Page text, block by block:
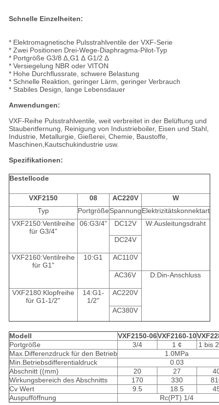
Schnelle Einzelheiten:
* Elektromagnetische Pulsstrahlventile der VXF-Serie
* Zwei Positionen Drei-Wege-Diaphragma-Pilot-Typ
* Portgröße G3/8 ∆,G1 ∆ G1/2 ∆
* Versiegelung NBR oder VITON
* Hohe Durchflussrate, schwere Belastung
* Schnelle Reaktion, geringer Lärm, geringer Verbrauch
* Stabiles Design, lange Lebensdauer
Anwendungen:
VXF-Reihe Pulsstrahlventile, weit verbreitet in der Belüftung und
Staubentfernung, Reinigung von Industrieboiler, Eisen und Stahl,
Industrie, Metallurgie, Gießerei, Chemie, Baustoffe,
Maschinen,Kautschukindustrie usw.
Spezifikationen:
Bestellcode
VXF2150 08 AC220V
W
Typ
PortgrößeSpannungElektrizitätskonnektart
VXF2150:Ventilreihe
für G3/4"
06:G3/4" DC12V W:Ausleitungsdraht
DC24V
VXF2160:Ventilreihe
für G1"
10:G1 AC110V
AC36V D:Din-Anschluss
VXF2180:Klopfreihe
für G1-1/2"
14:G1-
1/2"
AC220V
AC380V
Modell VXF2150-06VXF2160-10
Portgröße
3/4 1 ¢
1 bis
Max.Differenzdruck für den Betrieb
1.0MPa
Min.Betriebsdifferentialdruck
0.03
Abschnitt ((mm)
20 27
Wirkungsbereich des Abschnitts
170 330
Cv Wert
9.5 18.5
Auspufföffnung
Rc(PT) 1/4